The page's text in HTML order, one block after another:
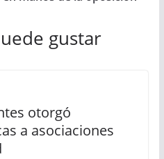
gustar
otorgó
a asociaciones